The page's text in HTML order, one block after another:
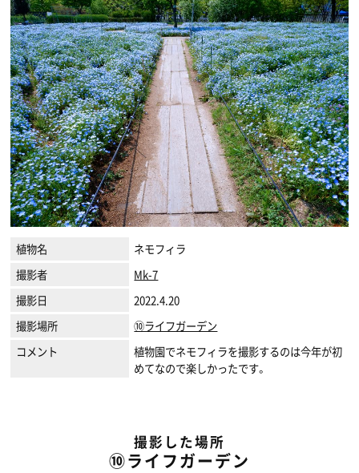
植物名
ネモフィラ
撮影者
Mk-7
撮影日
2022.4.20
撮影場所
⑩ライフガーデン
コメント
植物園でネモフィラを撮影するのは今年が初
めてなので楽しかったです。
撮影した場所
⑩ライフガーデン